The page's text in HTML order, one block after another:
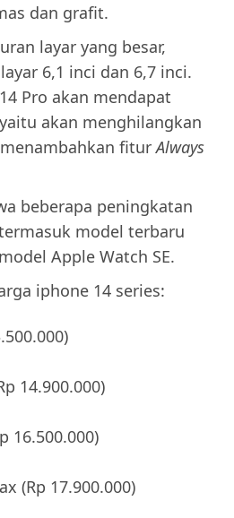
dan grafit.
layar yang besar,
6,1 inci dan 6,7 inci.
Pro akan mendapat
akan menghilangkan
fiturAlways
beberapa peningkatan
model terbaru
Apple Watch SE.
iphone 14 series:
14.900.000)
16.500.000)
(Rp 17.900.000)